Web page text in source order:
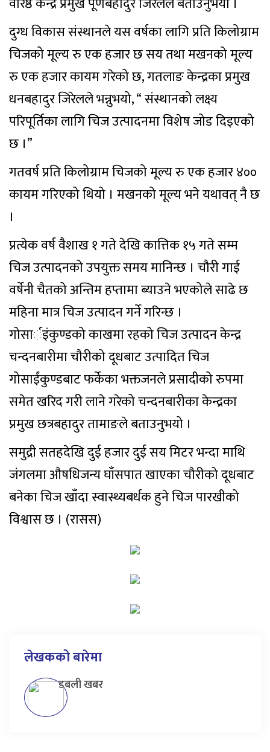
दुग्ध विकास संस्थानले यस वर्षका लागि प्रति किलोग्राम
चिजको मूल्य रु एक हजार छ सय तथा मखनको मूल्य
रु एक हजार कायम गरेको छ, गतलाङ केन्द्रका प्रमुख
धनबहादुर जिरेलले भन्नुभयो, “ संस्थानको लक्ष्य
परिपूर्तिका लागि चिज उत्पादनमा विशेष जोड दिइएको
छ ।”
गतवर्ष प्रति किलोग्राम चिजको मूल्य रु एक हजार ४००
कायम गरिएको थियो । मखनको मूल्य भने यथावत् नै छ
।
प्रत्येक वर्ष वैशाख १ गते देखि कात्तिक १५ गते सम्म
चिज उत्पादनको उपयुक्त समय मानिन्छ । चौरी गाई
वर्षेनी चैतको अन्तिम हप्तामा ब्याउने भएकोले साढे छ
महिना मात्र चिज उत्पादन गर्ने गरिन्छ ।
गोसार्इंकुण्डको काखमा रहको चिज उत्पादन केन्द्र
चन्दनबारीमा चौरीको दूधबाट उत्पादित चिज
गोसाईंकुण्डबाट फर्केका भक्तजनले प्रसादीको रुपमा
समेत खरिद गरी लाने गरेको चन्दनबारीका केन्द्रका
प्रमुख छत्रबहादुर तामाङले बताउनुभयो ।
समुद्री सतहदेखि दुई हजार दुई सय मिटर भन्दा माथि
जंगलमा औषधिजन्य घाँसपात खाएका चौरीको दूधबाट
बनेका चिज खाँदा स्वास्थ्यबर्धक हुने चिज पारखीको
विश्वास छ । (रासस)
लेखकको बारेमा
डबली खबर